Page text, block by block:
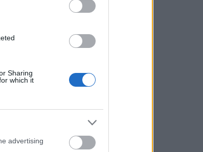
Sharing
which it
advertising
προς
και την